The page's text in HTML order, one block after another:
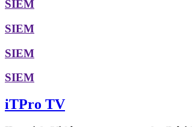
SIEM
SIEM
SIEM
SIEM
iTPro TV